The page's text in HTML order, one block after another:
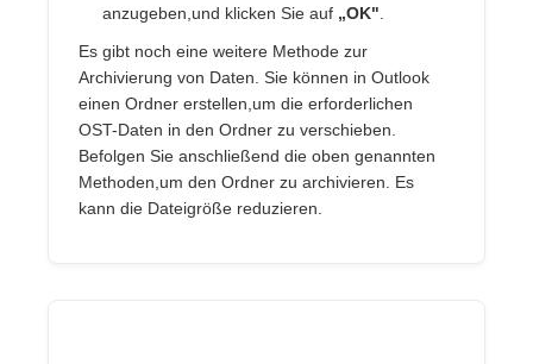
anzugeben,und klicken Sie auf „OK"
Es gibt noch eine weitere Methode zur
Archivierung von Daten. Sie können in Outlook
einen Ordner erstellen,um die erforderlichen
OST-Daten in den Ordner zu verschieben.
Befolgen Sie anschließend die oben genannten
Methoden,um den Ordner zu archivieren. Es
kann die Dateigröße reduzieren.